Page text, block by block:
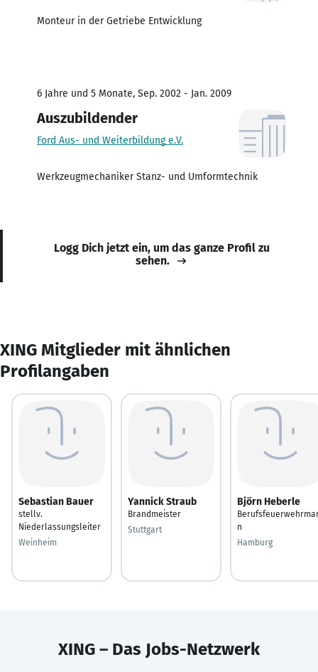
Monteur in der Getriebe Entwicklung
6 Jahre und 5 Monate, Sep. 2002 - Jan. 2009
Auszubildender
Ford Aus- und Weiterbildung e.V.
Werkzeugmechaniker Stanz- und Umformtechnik
Logg Dich jetzt ein, um das ganze Profil zu
sehen.
XING Mitglieder mit ähnlichen
Profilangaben
Sebastian Bauer
stellv.
Niederlassungsleiter
Weinheim
Yannick Straub
Brandmeister
Stuttgart
Björn Heberle
n
Hamburg
XING – Das Jobs-Netzwerk